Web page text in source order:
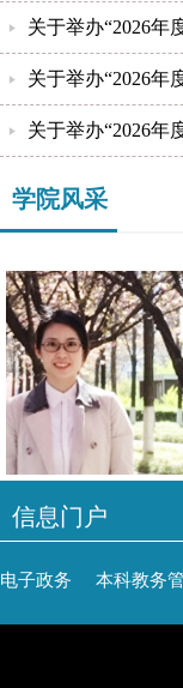
关于举办“2026年
关于举办“2026年
关于举办“2026年
学院风采
信息门户
电子政务 本科教务